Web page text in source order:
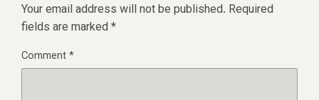
Your email address will not be published. Required
fields are marked *
Comment*